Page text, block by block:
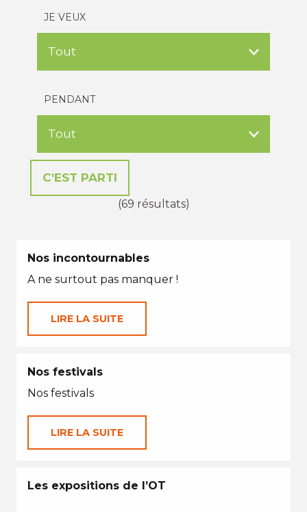
JE VEUX
PENDANT
(69 résultats)
Nos incontournables
A ne surtout pas manquer !
LIRE LA SUITE
Nos festivals
Nos festivals
LIRE LA SUITE
Les expositions de l’OT